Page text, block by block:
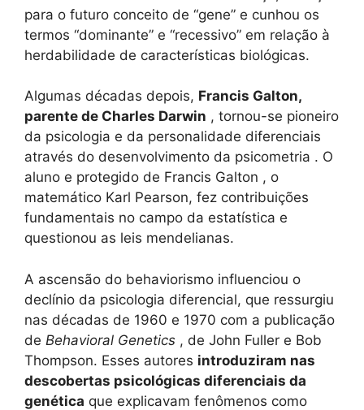
para o futuro conceito de “gene” e cunhou os
termos “dominante” e “recessivo” em relação à
herdabilidade de características biológicas.
Algumas décadas depois, Francis Galton,
parente de Charles Darwin , tornou-se pioneiro
da psicologia e da personalidade diferenciais
através do desenvolvimento da psicometria . O
aluno e protegido de Francis Galton , o
matemático Karl Pearson, fez contribuições
fundamentais no campo da estatística e
questionou as leis mendelianas.
A ascensão do behaviorismo influenciou o
declínio da psicologia diferencial, que ressurgiu
nas décadas de 1960 e 1970 com a publicação
de Behavioral Genetics , de John Fuller e Bob
Thompson. Esses autores introduziram nas
descobertas psicológicas diferenciais da
genética que explicavam fenômenos como